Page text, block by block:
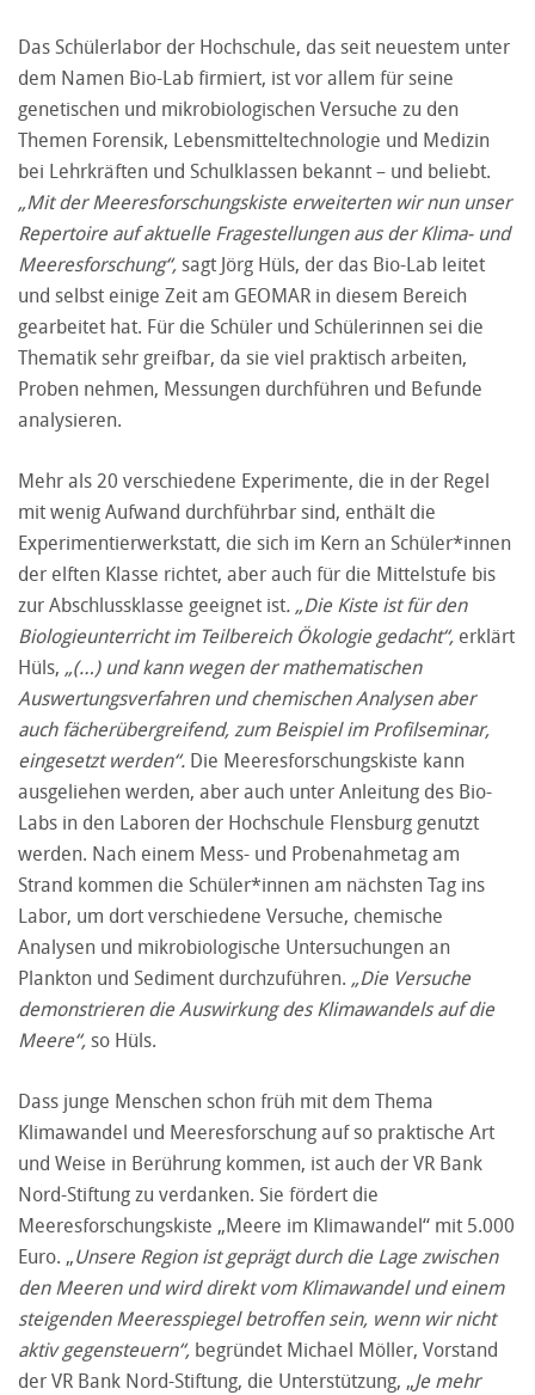
Das Schülerlabor der Hochschule, das seit neuestem unter
dem Namen Bio-Lab firmiert, ist vor allem für seine
genetischen und mikrobiologischen Versuche zu den
Themen Forensik, Lebensmitteltechnologie und Medizin
bei Lehrkräften und Schulklassen bekannt – und beliebt.
„Mit der Meeresforschungskiste erweiterten wir nun unser
Repertoire auf aktuelle Fragestellungen aus der Klima- und
Meeresforschung“,sagt Jörg Hüls, der das Bio-Lab leitet
und selbst einige Zeit am GEOMAR in diesem Bereich
gearbeitet hat. Für die Schüler und Schülerinnen sei die
Thematik sehr greifbar, da sie viel praktisch arbeiten,
Proben nehmen, Messungen durchführen und Befunde
analysieren.
Mehr als 20 verschiedene Experimente, die in der Regel
mit wenig Aufwand durchführbar sind, enthält die
Experimentierwerkstatt, die sich im Kern an Schüler*innen
der elften Klasse richtet, aber auch für die Mittelstufe bis
zur Abschlussklasse geeignet ist. „Die Kiste ist für den
Biologieunterricht im Teilbereich Ökologie gedacht“, erklärt
Hüls, „(…) und kann wegen der mathematischen
Auswertungsverfahren und chemischen Analysen aber
auch fächerübergreifend, zum Beispiel im Profilseminar,
eingesetzt werden“. Die Meeresforschungskiste kann
ausgeliehen werden, aber auch unter Anleitung des Bio-
Labs in den Laboren der Hochschule Flensburg genutzt
werden. Nach einem Mess- und Probenahmetag am
Strand kommen die Schüler*innen am nächsten Tag ins
Labor, um dort verschiedene Versuche, chemische
Analysen und mikrobiologische Untersuchungen an
Plankton und Sediment durchzuführen. „Die Versuche
demonstrieren die Auswirkung des Klimawandels auf die
Meere“,so Hüls.
Dass junge Menschen schon früh mit dem Thema
Klimawandel und Meeresforschung auf so praktische Art
und Weise in Berührung kommen, ist auch der VR Bank
Nord-Stiftung zu verdanken. Sie fördert die
Meeresforschungskiste „Meere im Klimawandel“ mit 5.000
Euro. „Unsere Region ist geprägt durch die Lage zwischen
den Meeren und wird direkt vom Klimawandel und einem
steigenden Meeresspiegel betroffen sein, wenn wir nicht
aktiv gegensteuern“, begründet Michael Möller, Vorstand
der VR Bank Nord-Stiftung, die Unterstützung, „Je mehr